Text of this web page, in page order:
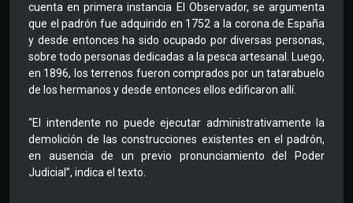
cuenta en primera instancia El Observador, se argumenta
que el padrón fue adquirido en 1752 a la corona de España
y desde entonces ha sido ocupado por diversas personas,
sobre todo personas dedicadas a la pesca artesanal. Luego,
en 1896, los terrenos fueron comprados por un tatarabuelo
de los hermanos y desde entonces ellos edificaron allí.
“El intendente no puede ejecutar administrativamente la
demolición de las construcciones existentes en el padrón,
en ausencia de un previo pronunciamiento del Poder
Judicial”, indica el texto.